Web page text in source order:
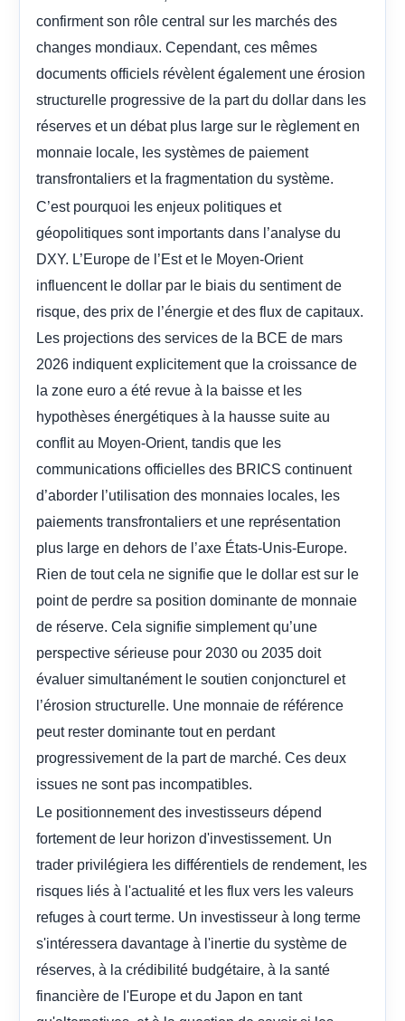
confirment son rôle central sur les marchés des
changes mondiaux. Cependant, ces mêmes
documents officiels révèlent également une érosion
structurelle progressive de la part du dollar dans les
réserves et un débat plus large sur le règlement en
monnaie locale, les systèmes de paiement
transfrontaliers et la fragmentation du système.
C’est pourquoi les enjeux politiques et
géopolitiques sont importants dans l’analyse du
DXY. L’Europe de l’Est et le Moyen-Orient
influencent le dollar par le biais du sentiment de
risque, des prix de l’énergie et des flux de capitaux.
Les projections des services de la BCE de mars
2026 indiquent explicitement que la croissance de
la zone euro a été revue à la baisse et les
hypothèses énergétiques à la hausse suite au
conflit au Moyen-Orient, tandis que les
communications officielles des BRICS continuent
d’aborder l’utilisation des monnaies locales, les
paiements transfrontaliers et une représentation
plus large en dehors de l’axe États-Unis-Europe.
Rien de tout cela ne signifie que le dollar est sur le
point de perdre sa position dominante de monnaie
de réserve. Cela signifie simplement qu’une
perspective sérieuse pour 2030 ou 2035 doit
évaluer simultanément le soutien conjoncturel et
l’érosion structurelle. Une monnaie de référence
peut rester dominante tout en perdant
progressivement de la part de marché. Ces deux
issues ne sont pas incompatibles.
Le positionnement des investisseurs dépend
fortement de leur horizon d'investissement. Un
trader privilégiera les différentiels de rendement, les
risques liés à l'actualité et les flux vers les valeurs
refuges à court terme. Un investisseur à long terme
s'intéressera davantage à l'inertie du système de
réserves, à la crédibilité budgétaire, à la santé
financière de l'Europe et du Japon en tant